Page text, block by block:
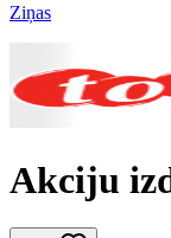
Ziņas
Akciju